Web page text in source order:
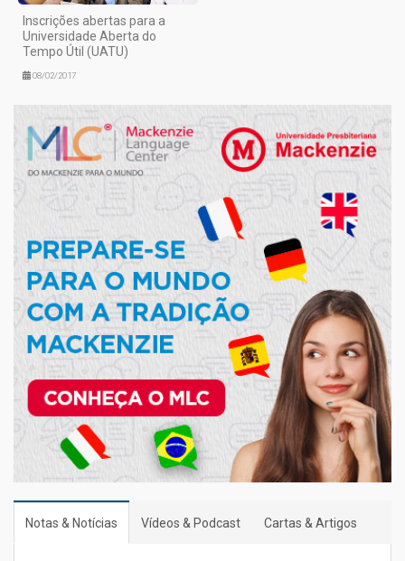
Inscrições abertas para a
Universidade Aberta do
Tempo Útil (UATU)
08/02/2017
Notas & Notícias Vídeos & Podcast Cartas & Artigos